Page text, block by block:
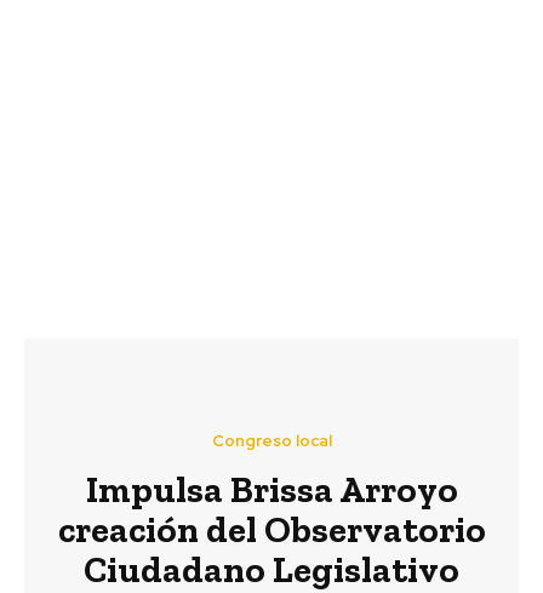
Congreso local
Impulsa Brissa Arroyo
creación del Observatorio
Ciudadano Legislativo